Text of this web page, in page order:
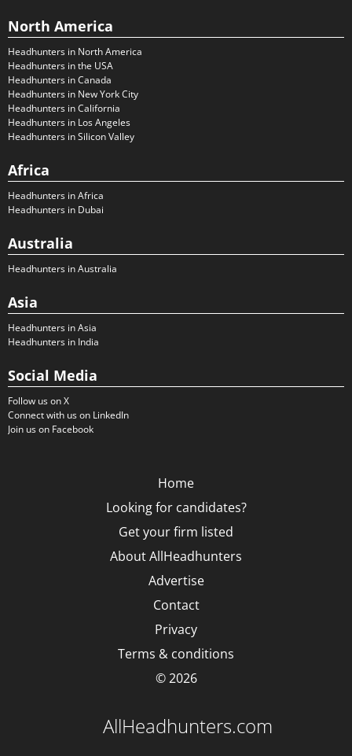
North America
Headhunters in North America
Headhunters in the USA
Headhunters in Canada
Headhunters in New York City
Headhunters in California
Headhunters in Los Angeles
Headhunters in Silicon Valley
Africa
Headhunters in Africa
Headhunters in Dubai
Australia
Headhunters in Australia
Asia
Headhunters in Asia
Headhunters in India
Social Media
Follow us on X
Connect with us on LinkedIn
Join us on Facebook
Home
Looking for candidates?
Get your firm listed
About AllHeadhunters
Advertise
Contact
Privacy
Terms & conditions
© 2026
AllHeadhunters.com